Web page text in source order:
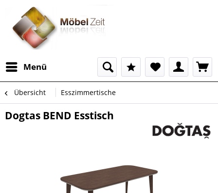
Menü
Übersicht Esszimmertische
Dogtas BEND Esstisch